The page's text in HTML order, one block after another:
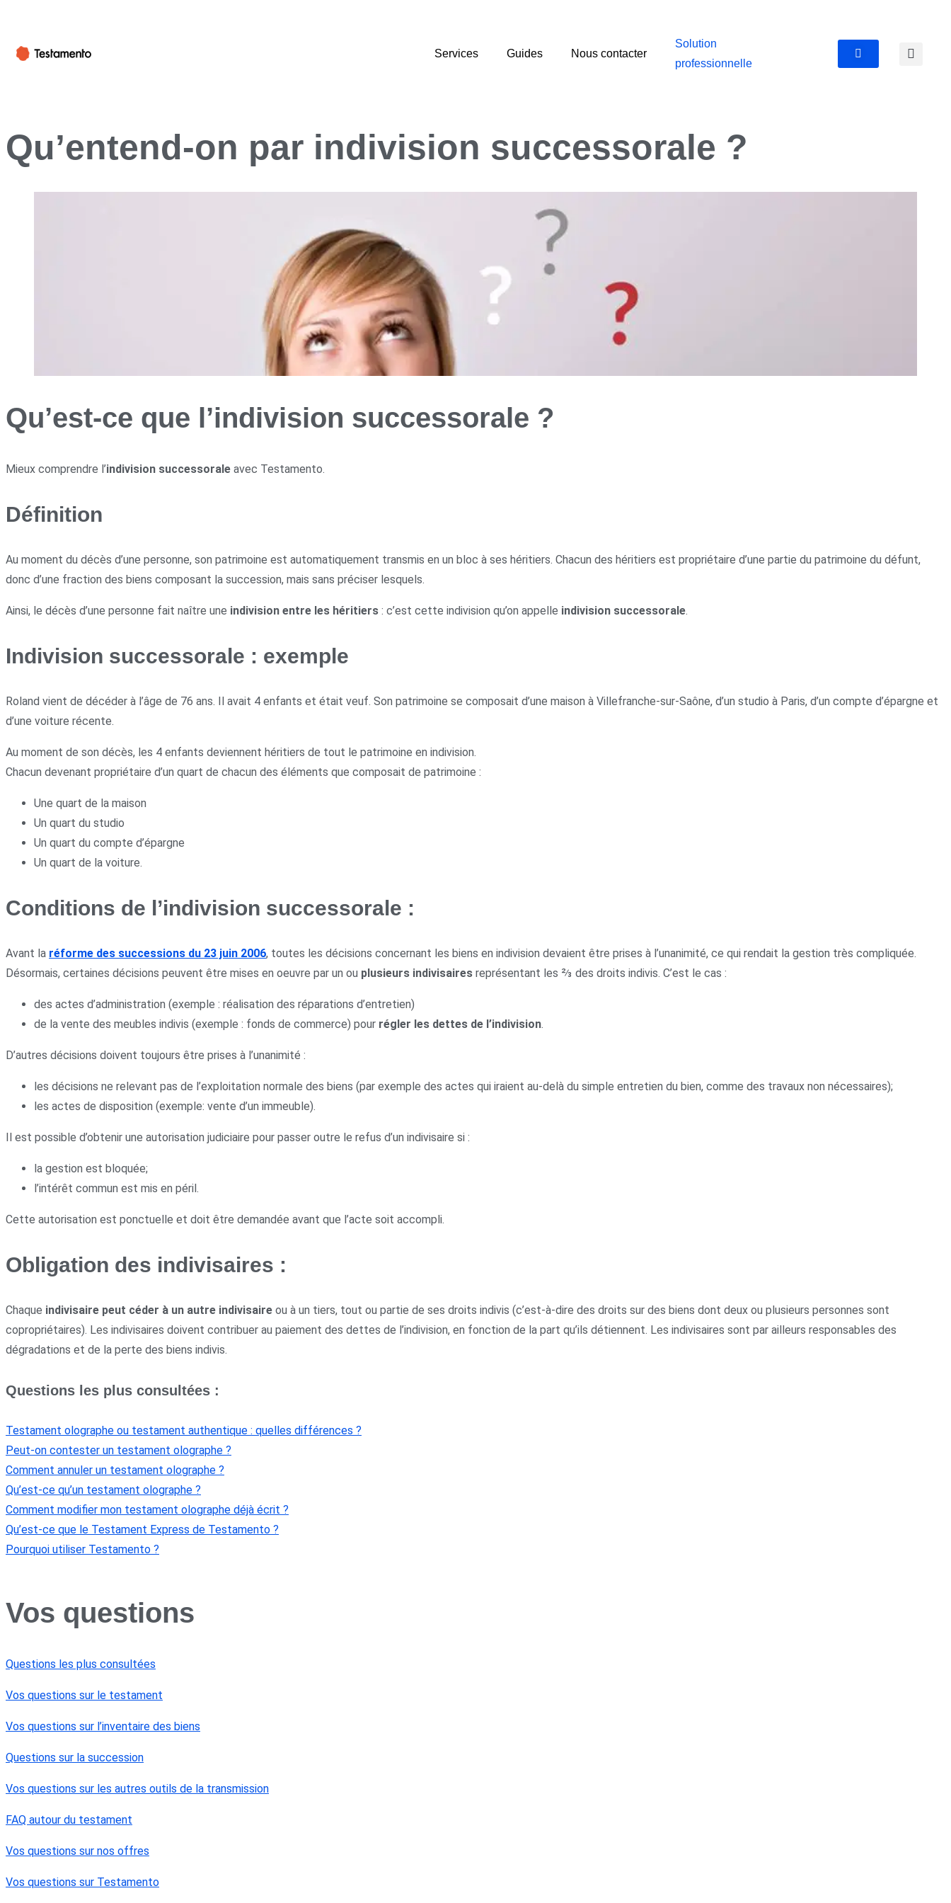
Services Guides Nous contacter
Solution
professionnelle
Qu’entend-on par indivision successorale ?
Qu’est-ce que l’indivision successorale ?
Mieux comprendre l’indivision successorale avec Testamento.
Définition
Au moment du décès d’une personne, son patrimoine est automatiquement transmis en un bloc à ses héritiers. Chacun des héritiers est propriétaire d’une partie du patrimoine du défunt,
donc d’une fraction des biens composant la succession, mais sans préciser lesquels.
Ainsi, le décès d’une personne fait naître une indivision entre les héritiers : c’est cette indivision qu’on appelle indivision successorale.
Indivision successorale : exemple
Roland vient de décéder à l’âge de 76 ans. Il avait 4 enfants et était veuf. Son patrimoine se composait d’une maison à Villefranche-sur-Saône, d’un studio à Paris, d’un compte d’épargne et
d’une voiture récente.
Au moment de son décès, les 4 enfants deviennent héritiers de tout le patrimoine en indivision.
Chacun devenant propriétaire d’un quart de chacun des éléments que composait de patrimoine :
Une quart de la maison
Un quart du studio
Un quart du compte d’épargne
Un quart de la voiture.
Conditions de l’indivision successorale :
Avant la réforme des successions du 23 juin 2006, toutes les décisions concernant les biens en indivision devaient être prises à l’unanimité, ce qui rendait la gestion très compliquée.
Désormais, certaines décisions peuvent être mises en oeuvre par un ou plusieurs indivisaires représentant les ⅔ des droits indivis. C’est le cas :
des actes d’administration (exemple : réalisation des réparations d’entretien)
de la vente des meubles indivis (exemple : fonds de commerce) pour régler les dettes de l’indivision.
D’autres décisions doivent toujours être prises à l’unanimité :
les décisions ne relevant pas de l’exploitation normale des biens (par exemple des actes qui iraient au-delà du simple entretien du bien, comme des travaux non nécessaires);
les actes de disposition (exemple: vente d’un immeuble).
Il est possible d’obtenir une autorisation judiciaire pour passer outre le refus d’un indivisaire si :
la gestion est bloquée;
l’intérêt commun est mis en péril.
Cette autorisation est ponctuelle et doit être demandée avant que l’acte soit accompli.
Obligation des indivisaires :
Chaque indivisaire peut céder à un autre indivisaire ou à un tiers, tout ou partie de ses droits indivis (c’est-à-dire des droits sur des biens dont deux ou plusieurs personnes sont
copropriétaires). Les indivisaires doivent contribuer au paiement des dettes de l’indivision, en fonction de la part qu’ils détiennent. Les indivisaires sont par ailleurs responsables des
dégradations et de la perte des biens indivis.
Questions les plus consultées :
Testament olographe ou testament authentique : quelles différences ?
Peut-on contester un testament olographe ?
Comment annuler un testament olographe ?
Qu’est-ce qu’un testament olographe ?
Comment modifier mon testament olographe déjà écrit ?
Qu’est-ce que le Testament Express de Testamento ?
Pourquoi utiliser Testamento ?
Vos questions
Questions les plus consultées
Vos questions sur le testament
Vos questions sur l’inventaire des biens
Questions sur la succession
Vos questions sur les autres outils de la transmission
FAQ autour du testament
Vos questions sur nos offres
Vos questions sur Testamento